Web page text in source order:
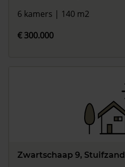
6 kamers | 140 m2
€ 300.000
Zwartschaap 9, Stuifzand